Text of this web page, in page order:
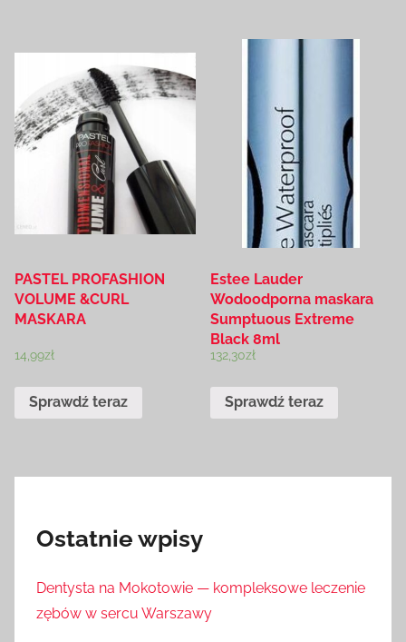
PASTEL PROFASHION
VOLUME &CURL
MASKARA
14,99zł
Sprawdź teraz
Estee Lauder
Wodoodporna maskara
Sumptuous Extreme
Black 8ml
132,30zł
Sprawdź teraz
Ostatnie wpisy
Dentysta na Mokotowie — kompleksowe leczenie
zębów w sercu Warszawy